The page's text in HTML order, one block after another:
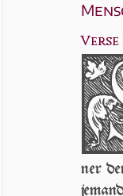
Verse
ner